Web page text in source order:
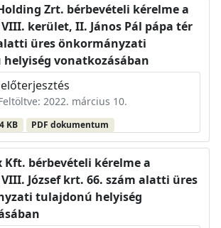
Zrt. bérbevételi kérelme a
kerület, II. János Pál pápa tér
üres önkormányzati
vonatkozásában
előterjesztés
2022. március 10.
KB PDF dokumentum
Kft. bérbevételi kérelme a
József krt. 66. szám alatti üres
tulajdonú helyiség